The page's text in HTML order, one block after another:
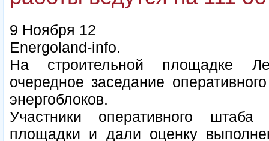
9 Ноября 12
Energoland-info.
На строительной площадке
очередное заседание
энергоблоков.
Участники оперативного
площадки и дали оценку